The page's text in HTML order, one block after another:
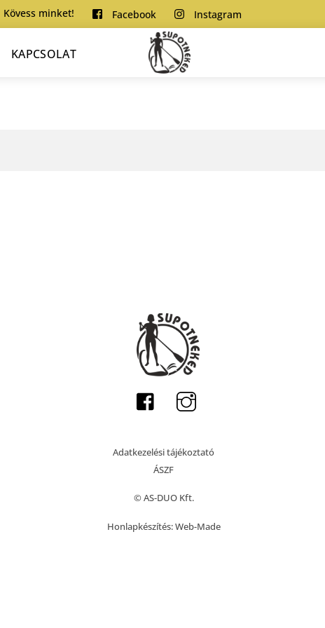
Kövess minket! Facebook Instagram
Menu
KAPCSOLAT
Adatkezelési tájékoztató
ÁSZF
© AS-DUO Kft.
Honlapkészítés:Web-Made